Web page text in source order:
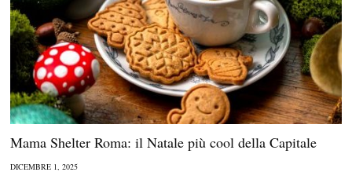
Mama Shelter Roma: il Natale più cool della Capitale
DICEMBRE 1, 2025